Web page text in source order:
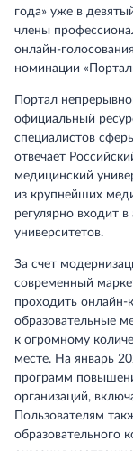
года» уже в
члены
онлайн-
номинации
Портал
официальный
специалистов
отвечает
медицинский
из крупнейших
регулярно входит
университетов.
За счет
современный
проходить онлайн-
образовательные
к огромному
месте. На январь
программ
организаций,
Пользователям
образовательного